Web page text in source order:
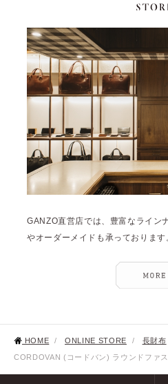
GANZO直営店では、豊富なライン
やオーダーメイドも承っております
HOME / ONLINE STORE / 長財布
CORDOVAN (コードバン) ラウンドファ